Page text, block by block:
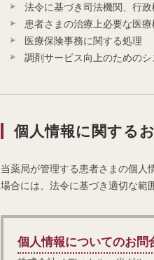
法令に基づき司法機関、行
患者さまの治療上必要な医
医療保険事務に関する処理
調剤サービス向上のための
個人情報に関する
当薬局が管理する患者さまの個人
場合には、法令に基づき適切な範
個人情報についてのお問